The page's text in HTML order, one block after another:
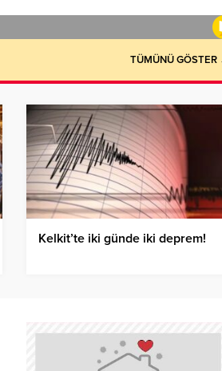
TÜMÜNÜ GÖSTER
Kelkit’te iki günde iki deprem!